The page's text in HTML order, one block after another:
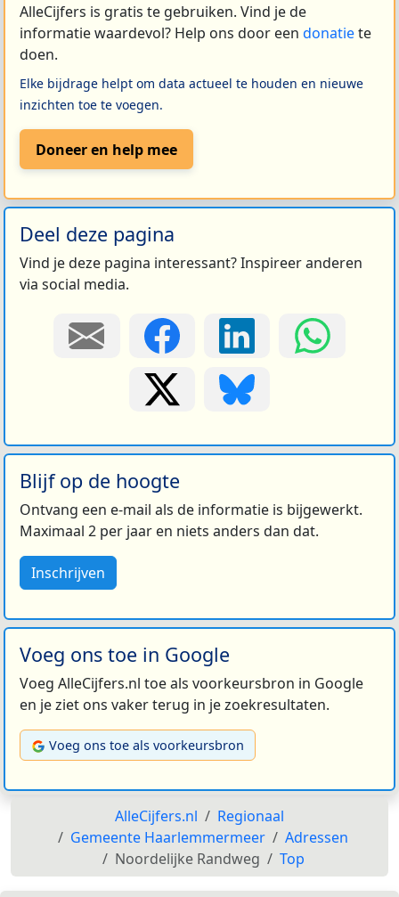
AlleCijfers is gratis te gebruiken. Vind je de
informatie waardevol? Help ons door een donatiete
doen.
Elke bijdrage helpt om data actueel te houden en nieuwe
inzichten toe te voegen.
Doneer en help mee
Deel deze pagina
Vind je deze pagina interessant? Inspireer anderen
via social media.
Blijf op de hoogte
Ontvang een e-mail als de informatie is bijgewerkt.
Maximaal 2 per jaar en niets anders dan dat.
Inschrijven
Voeg ons toe in Google
Voeg AlleCijfers.nl toe als voorkeursbron in Google
en je ziet ons vaker terug in je zoekresultaten.
Voeg ons toe als voorkeursbron
AlleCijfers.nl
Regionaal
Gemeente Haarlemmermeer
Adressen
Noordelijke Randweg
Top